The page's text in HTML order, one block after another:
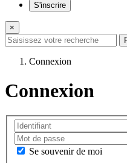
S'inscrire
×
Connexion
Connexion
Se souvenir de moi